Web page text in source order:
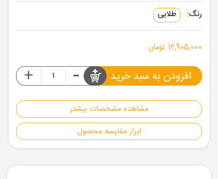
مشاهده مشخصات بیشتر
ابزار مقایسه محصول
رنگ: طلایی
12,905,000 تومان
-
+ افزودن به سبد خرید